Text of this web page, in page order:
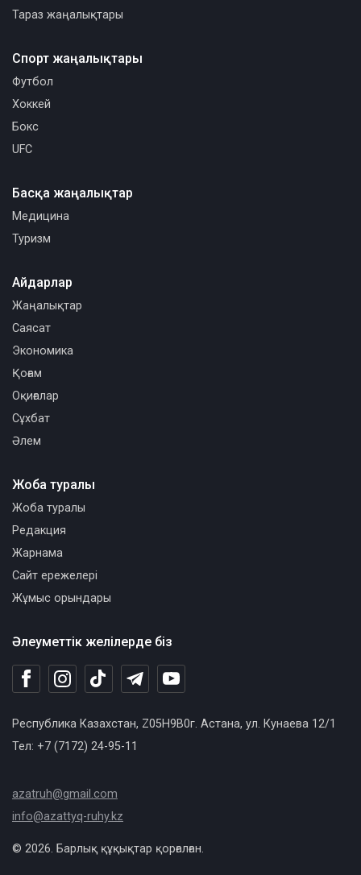
Тараз жаңалықтары
Спорт жаңалықтары
Футбол
Хоккей
Бокс
UFC
Басқа жаңалықтар
Медицина
Туризм
Әлеуметтік желілерде біз
Республика Казахстан, Z05H9B0г. Астана, ул. Кунаева 12/1
Тел: +7 (7172) 24-95-11
azatruh@gmail.com
info@azattyq-ruhy.kz
Айдарлар
Жаңалықтар
Саясат
Экономика
Қоғам
Оқиғалар
Сұхбат
Әлем
Жоба туралы
Жоба туралы
Редакция
Жарнама
Сайт ережелері
Жұмыс орындары
© 2026. Барлық құқықтар қорғалған.